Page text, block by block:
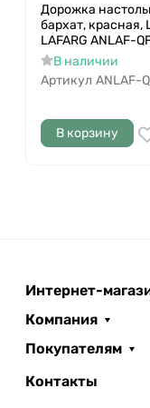
Дорожка
бархат, красная,
LAFARG ANLAF-
В наличии
Артикул ANLAF-
В корзину
Интернет-
Компания
Покупателям
Контакты